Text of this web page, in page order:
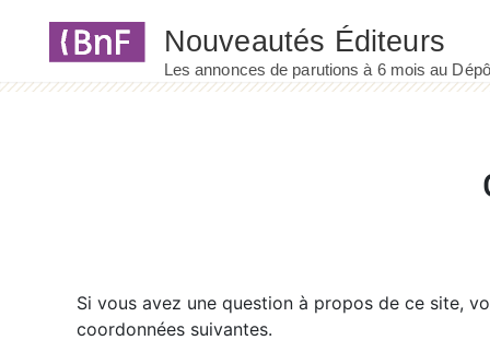
Si vous avez une question à propos de ce site,
coordonnées suivantes.